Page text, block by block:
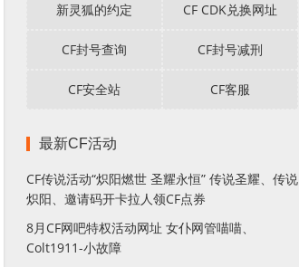
新灵狐的约定 CF CDK兑换网址
CF封号查询 CF封号减刑
CF安全站 CF客服
最新CF活动
CF传说活动“炽阳燃世 圣耀永恒” 传说圣耀、传说
炽阳、邀请码开卡拉人领CF点券
8月CF网吧特权活动网址 女仆网管喵喵、
Colt1911-小故障